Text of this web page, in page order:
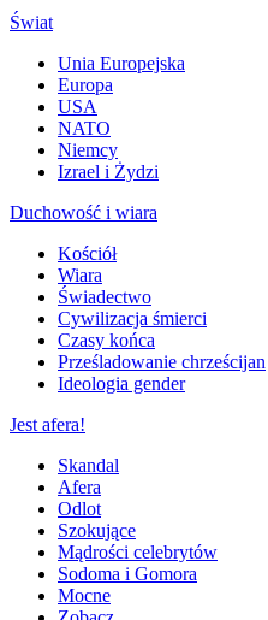
Świat
Unia Europejska
Europa
USA
NATO
Niemcy
Izrael i Żydzi
Duchowość i wiara
Kościół
Wiara
Świadectwo
Cywilizacja śmierci
Czasy końca
Prześladowanie chrześcijan
Ideologia gender
Jest afera!
Skandal
Afera
Odlot
Szokujące
Mądrości celebrytów
Sodoma i Gomora
Mocne